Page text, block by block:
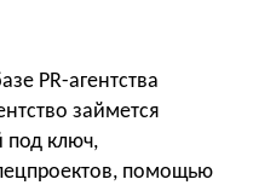
PR-агентства
займется
под ключ,
помощью